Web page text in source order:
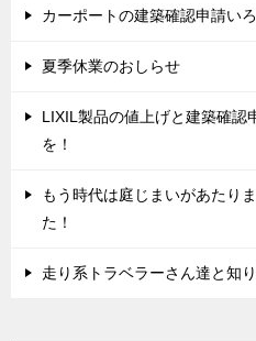
カーポートの建築確認申請い
夏季休業のおしらせ
LIXIL製品の値上げと建築確認
を！
もう時代は庭じまいがあたり
た！
走り系トラベラーさん達と知